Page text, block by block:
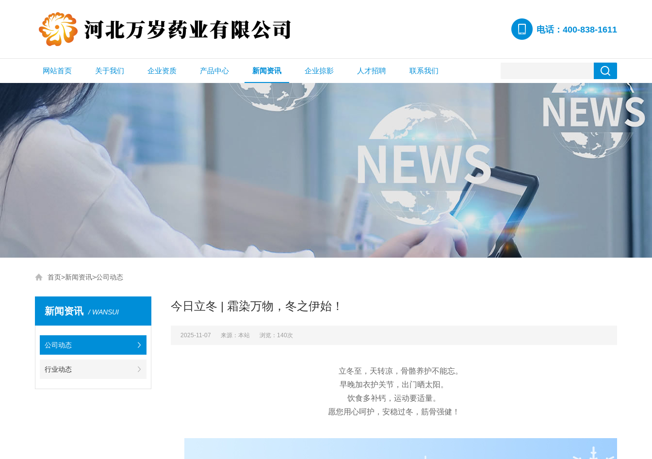
电话：400-838-1611
网站首页 关于我们 企业资质 产品中心 新闻资讯 企业掠影 人才招聘 联系我们
首页>新闻资讯>公司动态
新闻资讯 / WANSUI
公司动态
行业动态
今日立冬 | 霜染万物，冬之伊始！
2025-11-07 来源：本站 浏览：140次
立冬至，天转凉，骨骼养护不能忘。
早晚加衣护关节，出门晒太阳。
饮食多补钙，运动要适量。
愿您用心呵护，安稳过冬，筋骨强健！